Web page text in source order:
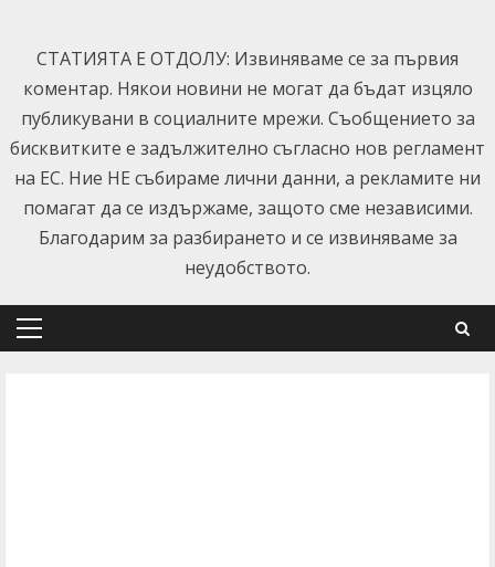
content
СТАТИЯТА Е ОТДОЛУ: Извиняваме се за първия
коментар. Някои новини не могат да бъдат изцяло
публикувани в социалните мрежи. Съобщението за
бисквитките е задължително съгласно нов регламент
на ЕС. Ние НЕ събираме лични данни, а рекламите ни
помагат да се издържаме, защото сме независими.
Благодарим за разбирането и се извиняваме за
неудобството.
Primary